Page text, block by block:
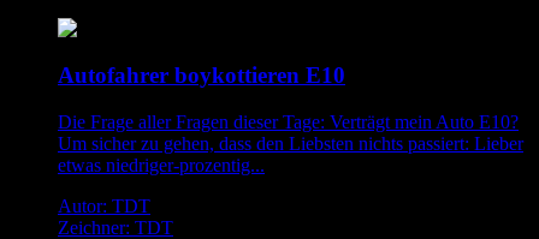
Autofahrer boykottieren E10
Die Frage aller Fragen dieser Tage: Verträgt mein Auto E10?
Um sicher zu gehen, dass den Liebsten nichts passiert: Lieber
etwas niedriger-prozentig...
Autor: TDT
Zeichner: TDT